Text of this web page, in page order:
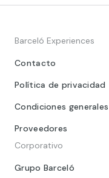
Barceló Experiences
Contacto
Política de privacidad
Condiciones generales
Proveedores
Corporativo
Grupo Barceló